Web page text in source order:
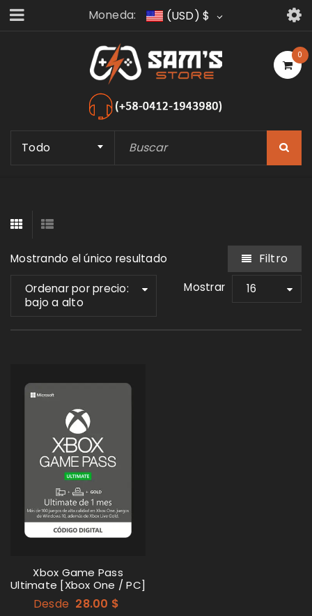
Moneda: (USD)$
0
Todo
Mostrando el único resultado Filtro
Ordenar por precio:
bajo a alto
Mostrar 16
Xbox Game Pass
Ultimate [Xbox One / PC]
Desde 28.00 $